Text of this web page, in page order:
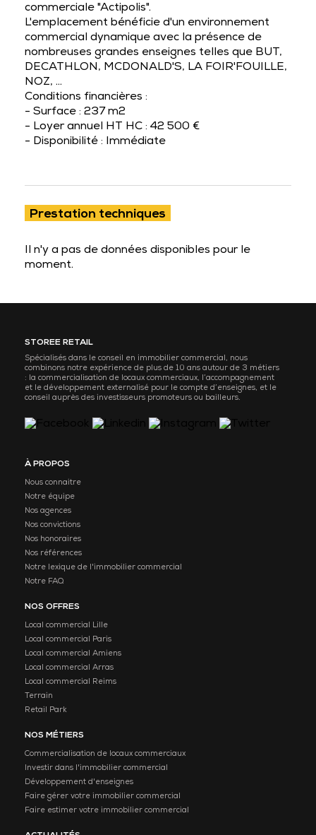
commerciale "Actipolis".
L'emplacement bénéficie d'un environnement
commercial dynamique avec la présence de
nombreuses grandes enseignes telles que BUT,
DECATHLON, MCDONALD'S, LA FOIR'FOUILLE,
NOZ, ...
Conditions financières :
- Surface : 237 m2
- Loyer annuel HT HC : 42 500 €
- Disponibilité : Immédiate
Prestation techniques
Il n'y a pas de données disponibles pour le
moment.
STOREE RETAIL
Spécialisés dans le conseil en immobilier commercial, nous
combinons notre expérience de plus de 10 ans autour de 3 métiers
: la commercialisation de locaux commerciaux, l’accompagnement
et le développement externalisé pour le compte d’enseignes, et le
conseil auprès des investisseurs promoteurs ou bailleurs.
À PROPOS
Nous connaitre
Notre équipe
Nos agences
Nos convictions
Nos honoraires
Nos références
Notre lexique de l'immobilier commercial
Notre FAQ
NOS OFFRES
Local commercial Lille
Local commercial Paris
Local commercial Amiens
Local commercial Arras
Local commercial Reims
Terrain
Retail Park
NOS MÉTIERS
Commercialisation de locaux commerciaux
Investir dans l'immobilier commercial
Développement d'enseignes
Faire gérer votre immobilier commercial
Faire estimer votre immobilier commercial